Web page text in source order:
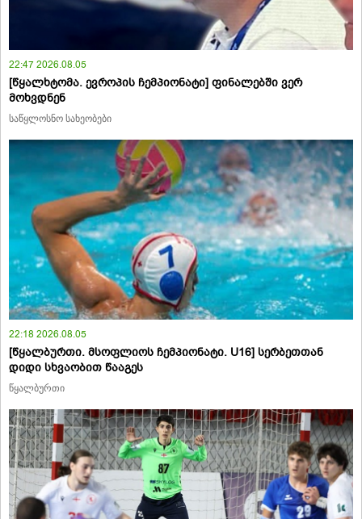
22:47 2026.08.05
[წყალხტომა. ევროპის ჩემპიონატი] ფინალებში ვერ
მოხვდნენ
საწყლოსნო სახეობები
22:18 2026.08.05
[წყალბურთი. მსოფლიოს ჩემპიონატი. U16] სერბეთთან
დიდი სხვაობით წააგეს
წყალბურთი